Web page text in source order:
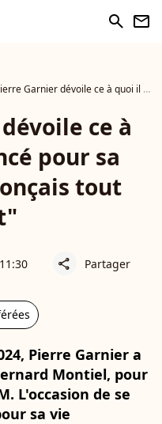
search newsletter
Garnier dévoile ce à quoi il a renoncé pour sa carrière : "Je fonçais tout droit"
ce à
pour sa
tout
share Partager
Pierre Garnier a
Montiel, pour
L'occasion de se
sa vie